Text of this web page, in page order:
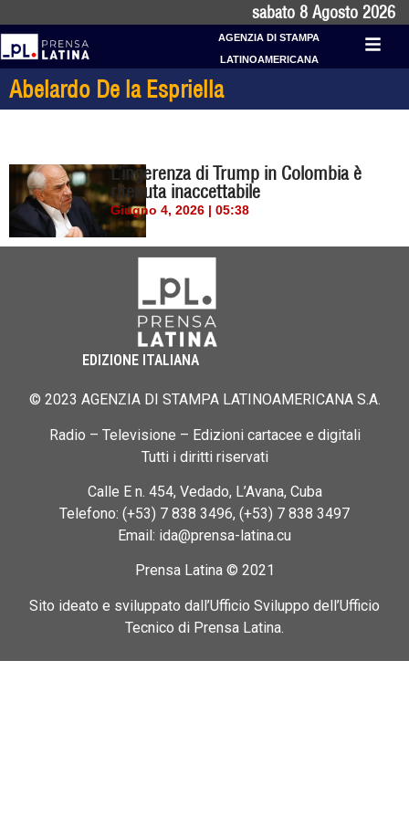
sabato 8 Agosto 2026
AGENZIA DI STAMPA
LATINOAMERICANA
Abelardo De la Espriella
L’ingerenza di Trump in Colombia è
ritenuta inaccettabile
Giugno 4, 2026 | 05:38
EDIZIONE ITALIANA
© 2023 AGENZIA DI STAMPA LATINOAMERICANA S.A.
Radio – Televisione – Edizioni cartacee e digitali
Tutti i diritti riservati
Calle E n. 454, Vedado, L’Avana, Cuba
Telefono: (+53) 7 838 3496, (+53) 7 838 3497
Email: ida@prensa-latina.cu
Prensa Latina © 2021
Sito ideato e sviluppato dall’Ufficio Sviluppo dell’Ufficio
Tecnico di Prensa Latina.